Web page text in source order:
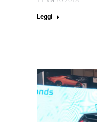
Leggi